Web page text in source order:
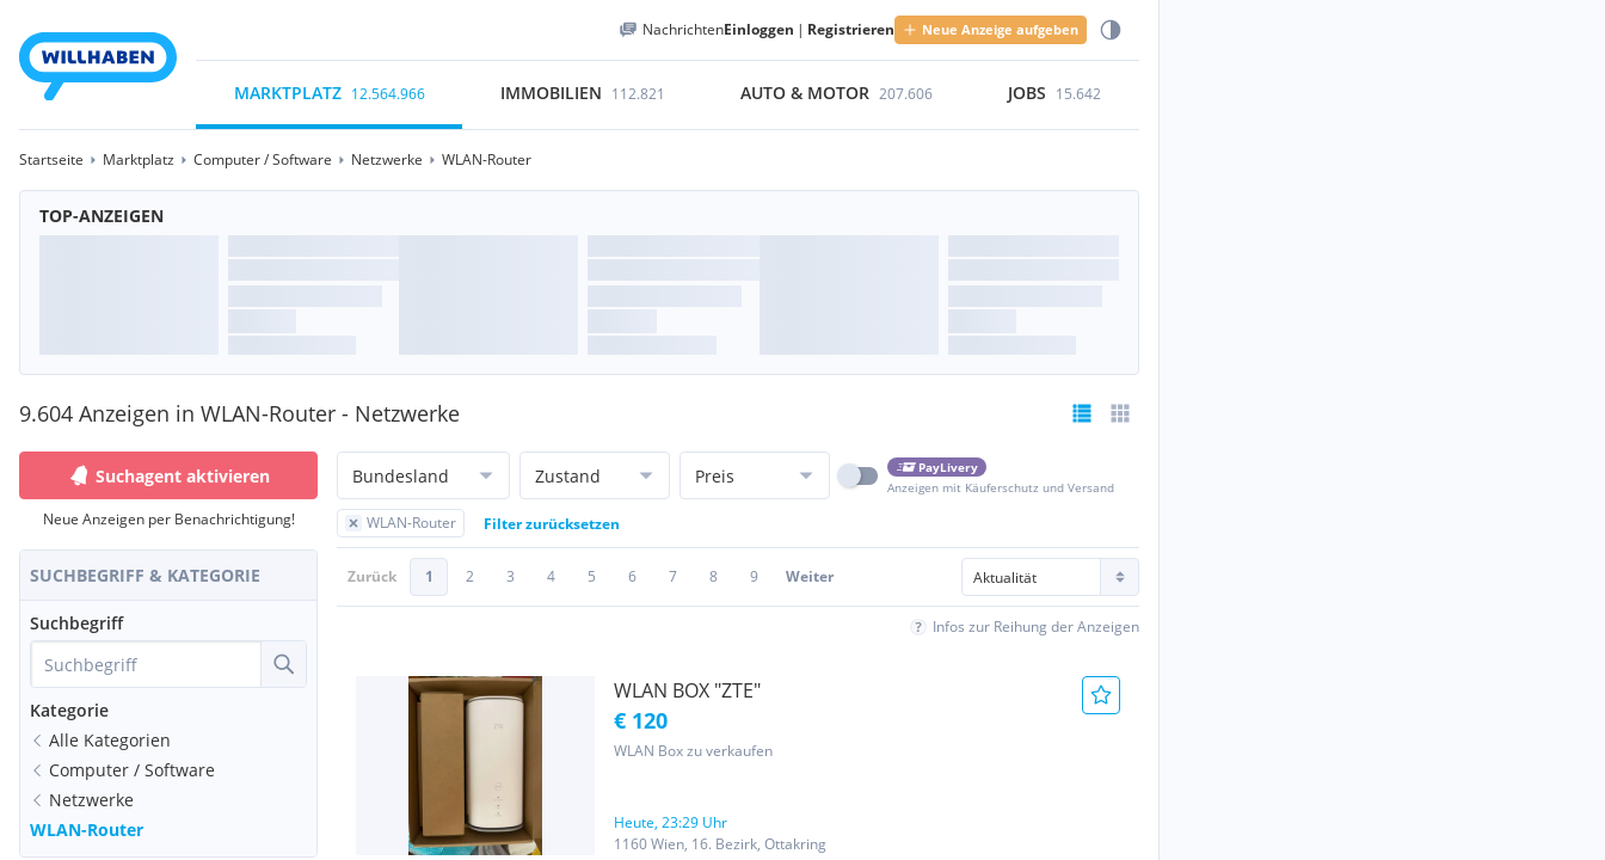
NachrichtenEinloggen | Registrieren Neue Anzeige aufgeben
MARKTPLATZ 12.564.966 IMMOBILIEN 112.821 AUTO & MOTOR 207.606 JOBS 15.642
Startseite Marktplatz Computer / Software Netzwerke WLAN-Router
TOP-ANZEIGEN
9.604 Anzeigen in WLAN-Router - Netzwerke
Suchagent aktivieren
Neue Anzeigen per Benachrichtigung!
SUCHBEGRIFF & KATEGORIE
Suchbegriff
Kategorie
Alle Kategorien
Computer / Software
Netzwerke
WLAN-Router
Bundesland Zustand Preis
PayLivery
Anzeigen mit Käuferschutz und Versand
WLAN-Router Filter zurücksetzen
Zurück 1 2 3 4 5 6 7 8 9 Weiter
Infos zur Reihung der Anzeigen
WLAN BOX "ZTE"
€ 120
WLAN Box zu verkaufen
Heute, 23:29 Uhr
1160 Wien, 16. Bezirk, Ottakring